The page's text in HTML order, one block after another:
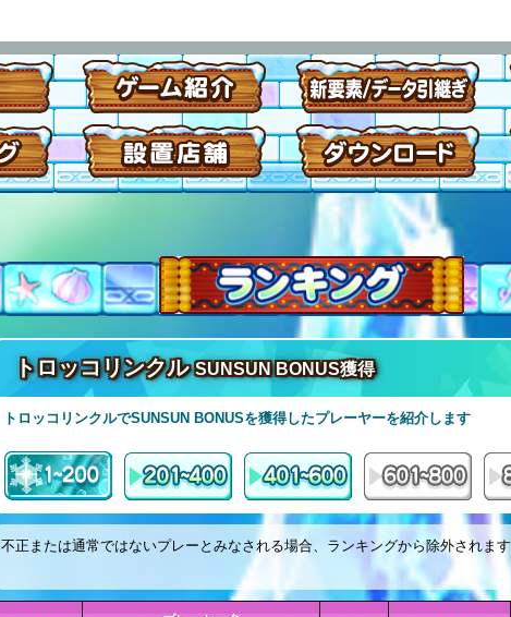
トロッコリンクルSUNSUN BONUS獲得
トロッコリンクルでSUNSUN BONUSを獲得したプレーヤーを紹介します
不正または通常ではないプレーとみなされる場合、ランキングから除外されます